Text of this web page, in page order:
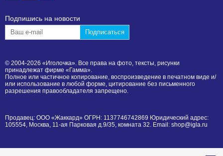
Подпишиcь на новости
© 2004-2026 «Иголочка». Все права на фото, тексты, рисунки
принадлежат фирме «Гамма».
Полное или частичное копирование, воспроизведение в печатном виде и/
или использование в любой форме, цитирование без письменного
разрешения правообладателя запрещено.
Продавец: ООО «Жаккард» ОГРН: 1137746742869 Юридический адрес:
105554, Москва, 11-ая Парковая д.9/35, комната 32. Email: shop@igla.ru